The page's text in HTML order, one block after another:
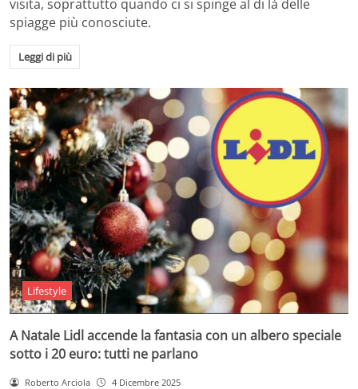
visita, soprattutto quando ci si spinge al di là delle
spiagge più conosciute.
Leggi di più
Lifestyle
A Natale Lidl accende la fantasia con un albero speciale
sotto i 20 euro: tutti ne parlano
Roberto Arciola 4 Dicembre 2025